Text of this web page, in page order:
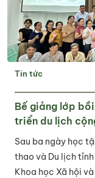
Tin tức
Bế giảng lớp
triển du lịch
tiễn, lan tỏa tư
Sau ba ngày học
thao và Du lịch
Khoa học Xã hội